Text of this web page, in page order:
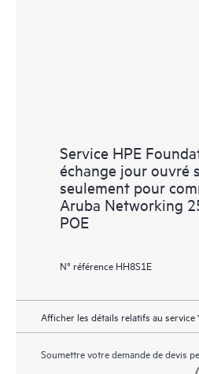
Service HPE
échange jour ouvré
seulement pour
Aruba Networking
POE
N° référence HH8S1E
Afficher les détails relatifs au service
Soumettre votre demande de devis